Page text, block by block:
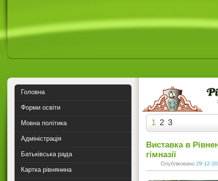
1 2 3
Виставка в
гімназії
Опубліковано 29-12-
Головна
Форми освіти
Мовна політика
Адміністрація
Батьківська рада
Картка рівнянина